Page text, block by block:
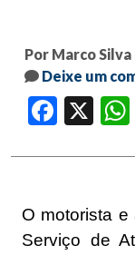
Por Marco Silva
Deixe um
Facebook
O motorista
Serviço de